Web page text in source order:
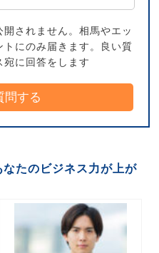
されません。相馬やエッ
にのみ届きます。良い質
宛に回答をします
たのビジネス力が上が